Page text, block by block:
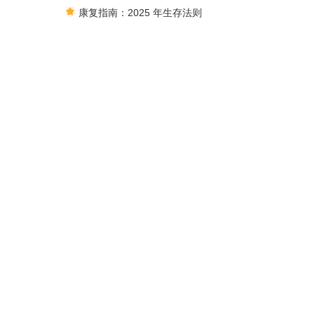
康复指南：2025 年生存法则